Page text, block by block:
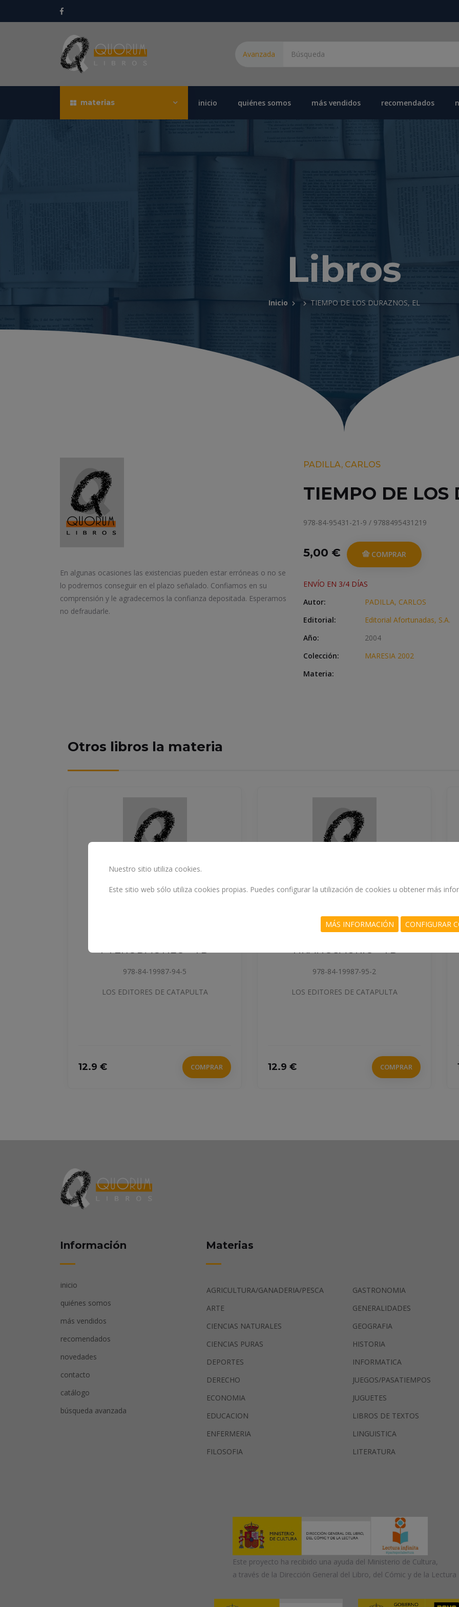
Avanzada
materias inicio quiénes somos más vendidos recomendados
Libros
Inicio TIEMPO DE LOS DURAZNOS, EL
En algunas ocasiones las existencias pueden estar erróneas o no se
lo podremos conseguir en el plazo señalado. Confiamos en su
comprensión y le agradecemos la confianza depositada. Esperamos
no defraudarle.
PADILLA, CARLOS
TIEMPO DE LOS
978-84-95431-21-9 / 9788495431219
5,00 € COMPRAR
ENVÍO EN 3/4 DÍAS
Autor:
PADILLA, CARLOS
Editorial:
Editorial Afortunadas, S.A.
Año:
2004
Colección:
MARESIA 2002
Materia:
Otros libros la materia
PTERODÁCTILO - TD
978-84-19987-94-5
LOS EDITORES DE CATAPULTA
12.9 € COMPRAR
EL MUNDO DEL
TIRANOSAURIO - TD
978-84-19987-95-2
LOS EDITORES DE CATAPULTA
12.9 € COMPRAR
Información
inicio
quiénes somos
más vendidos
recomendados
novedades
contacto
catálogo
búsqueda avanzada
Materias
AGRICULTURA/GANADERIA/PESCA
ARTE
CIENCIAS NATURALES
CIENCIAS PURAS
DEPORTES
DERECHO
ECONOMIA
EDUCACION
ENFERMERIA
FILOSOFIA
GASTRONOMIA
GENERALIDADES
GEOGRAFIA
HISTORIA
INFORMATICA
JUEGOS/PASATIEMPOS
JUGUETES
LIBROS DE TEXTOS
LINGUISTICA
LITERATURA
Este proyecto ha recibido una ayuda del Ministerio de Cultura,
a través de la Dirección General del Libro, del Cómic y de la Lectura
Nuestro sitio utiliza cookies.
Este sitio web sólo utiliza cookies propias. Puedes configurar la utilización de cookies u obtener más
MÁS INFORMACIÓN CONFIGURAR